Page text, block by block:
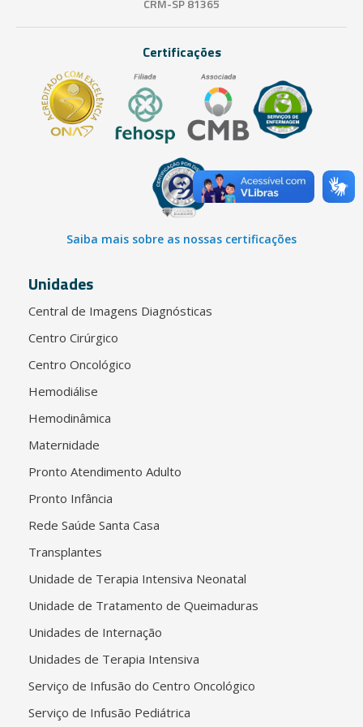
CRM-SP 81365
Certificações
Saiba mais sobre as nossas certificações
Unidades
Central de Imagens Diagnósticas
Centro Cirúrgico
Centro Oncológico
Hemodiálise
Hemodinâmica
Maternidade
Pronto Atendimento Adulto
Pronto Infância
Rede Saúde Santa Casa
Transplantes
Unidade de Terapia Intensiva Neonatal
Unidade de Tratamento de Queimaduras
Unidades de Internação
Unidades de Terapia Intensiva
Serviço de Infusão do Centro Oncológico
Serviço de Infusão Pediátrica